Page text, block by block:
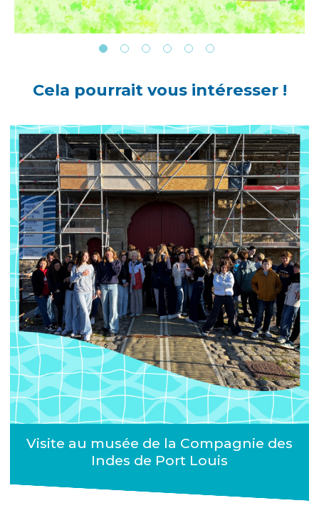
Cela pourrait vous intéresser !
Visite au musée de la Compagnie des
Indes de Port Louis